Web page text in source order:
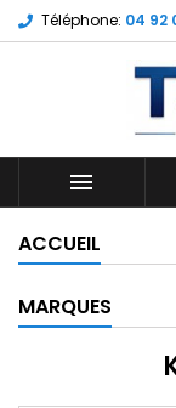
Téléphone: 04 92

ACCUEIL
MARQUES